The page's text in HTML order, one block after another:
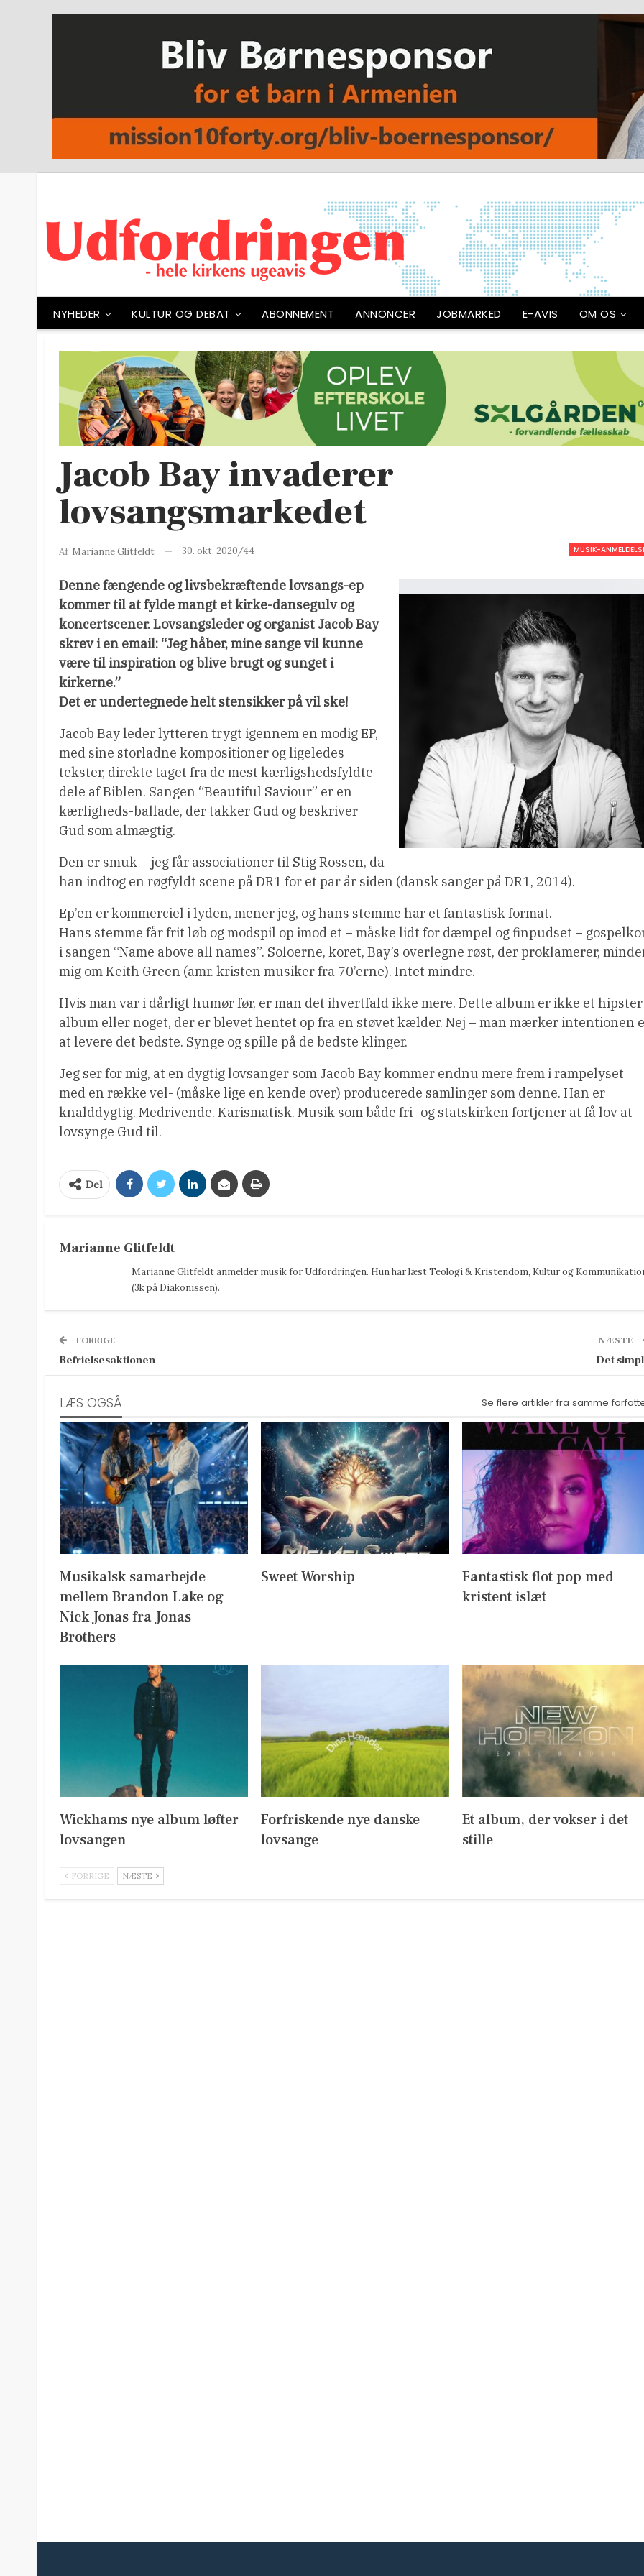
NYHEDER KULTUR OG DEBAT ABONNEMENT ANNONCER JOBMARKED E-AVIS OM OS
Jacob Bay invaderer
lovsangsmarkedet
MUSIK-
Af Marianne Glitfeldt 30. okt. 2020/44
Denne fængende og livsbekræftende lovsangs-ep
kommer til at fylde mangt et kirke-dansegulv og
koncertscener. Lovsangsleder og organist Jacob Bay
skrev i en email: “Jeg håber, mine sange vil kunne
være til inspiration og blive brugt og sunget i
kirkerne.”
Det er undertegnede helt stensikker på vil ske!
Jacob Bay leder lytteren trygt igennem en modig EP,
med sine storladne kompositioner og ligeledes
tekster, direkte taget fra de mest kærligshedsfyldte
dele af Biblen. Sangen “Beautiful Saviour” er en
kærligheds-ballade, der takker Gud og beskriver
Gud som almægtig.
Den er smuk – jeg får associationer til Stig Rossen, da
han indtog en røgfyldt scene på DR1 for et par år siden (dansk sanger på DR1, 2014).
Ep’en er kommerciel i lyden, mener jeg, og hans stemme har et fantastisk format.
Hans stemme får frit løb og modspil op imod et – måske lidt for dæmpel og finpudset –
i sangen “Name above all names”. Soloerne, koret, Bay’s overlegne røst, der proklamerer,
mig om Keith Green (amr. kristen musiker fra 70’erne). Intet mindre.
Hvis man var i dårligt humør før, er man det ihvertfald ikke mere. Dette album er ikke et hipster
album eller noget, der er blevet hentet op fra en støvet kælder. Nej – man mærker intentionen
at levere det bedste. Synge og spille på de bedste klinger.
Jeg ser for mig, at en dygtig lovsanger som Jacob Bay kommer endnu mere frem i rampelyset
med en række vel- (måske lige en kende over) producerede samlinger som denne. Han er
knalddygtig. Medrivende. Karismatisk. Musik som både fri- og statskirken fortjener at få lov at
lovsynge Gud til.
Del
Marianne Glitfeldt
Marianne Glitfeldt anmelder musik for Udfordringen. Hun har læst Teologi & Kristendom, Kultur og
(3k på Diakonissen).
FORRIGE
Befrielsesaktionen
NÆSTE
Det
LÆS OGSÅ Se flere artikler fra samme
Musikalsk samarbejde
mellem Brandon Lake og
Nick Jonas fra Jonas
Brothers
Sweet Worship
Fantastisk flot pop med
kristent islæt
Wickhams nye album løfter
lovsangen
Forfriskende nye danske
lovsange
Et album, der vokser i det
stille
FORRIGE NÆSTE